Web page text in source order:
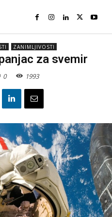
ZANIMLJIVOSTI
za svemir
0 1993